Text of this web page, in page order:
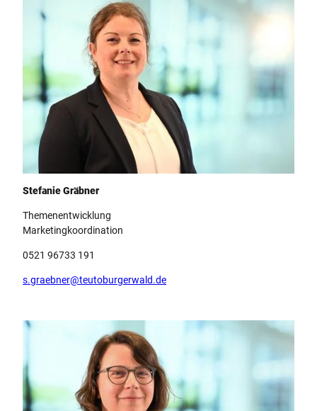
Team Teutoburger Wald Tourismus, Stefanie Gräbner
Stefanie Gräbner
Themenentwicklung
Marketingkoordination
0521 96733 191
s.graebner@teutoburgerwald.de